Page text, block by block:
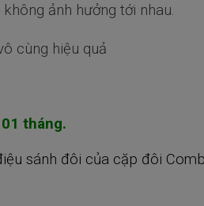
ảnh hưởng tới nhau.
cùng hiệu quả
tháng.
sánh đôi của cặp đôi